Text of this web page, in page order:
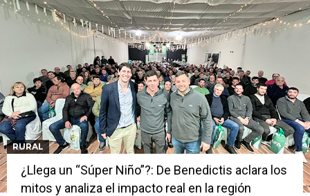
nacimiento
Inclusivo
Vassalli: en potencial y con fechas diferidas, la empresa reformula
sus anuncios a los trabajadores
Firmat: avanza la investigación de dos empleadas del Juzgado de
Faltas por presuntas irregularidades
Villada: el viento provocó el desprendimiento del techo del galpón
del ferrocarril
Violento robo en la zona rural de Firmat: maniataron a una pareja de
adultos mayores
Colecta solidaria de juguetes en Firmat para el EPI y el Hospital
Vilela
RURAL
¿Llega un “Súper Niño”?: De Benedictis aclara los
mitos y analiza el impacto real en la región